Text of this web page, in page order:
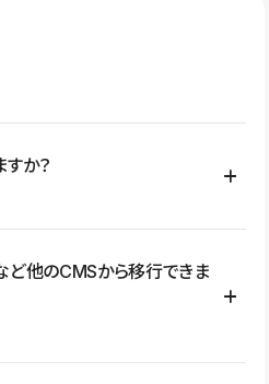
か？
サイト、LP、採用サイト、ブロ
、店舗・商品紹介サイト、ポートフ
他のCMSから移行できま